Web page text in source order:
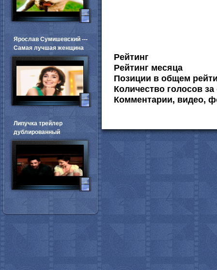
Рейтинг
Рейтинг месяца
Позиции в общем
Количество голосов за
Комментарии, видео,
Ярослав Сумишевский ---
Самая лучшая женщина
Липучка трейлер
дублированный